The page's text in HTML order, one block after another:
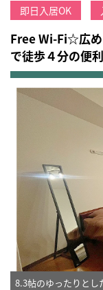
即日入居OK
Free Wi-Fi☆広
で徒歩４分の便
8.3帖のゆったりと